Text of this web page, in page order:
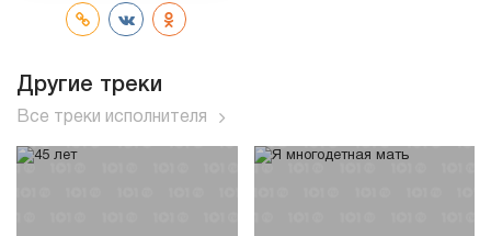
Другие треки
Все треки исполнителя